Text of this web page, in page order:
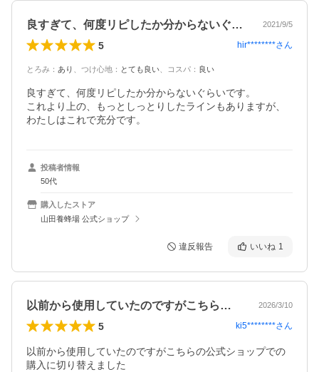
良すぎて、何度リピしたか分からないぐら… 2021/9/5
5 hir********さん
とろみ ： あり つけ心地 ： とても良い コスパ ： 良い
良すぎて、何度リピしたか分からないぐらいです。
これより上の、もっとしっとりしたラインもありますが、
わたしはこれで充分です。
投稿者情報
50代
購入したストア
山田養蜂場 公式ショップ
違反報告 いいね 1
以前から使用していたのですがこちらの公… 2026/3/10
5 ki5********さん
以前から使用していたのですがこちらの公式ショップでの
購入に切り替えました